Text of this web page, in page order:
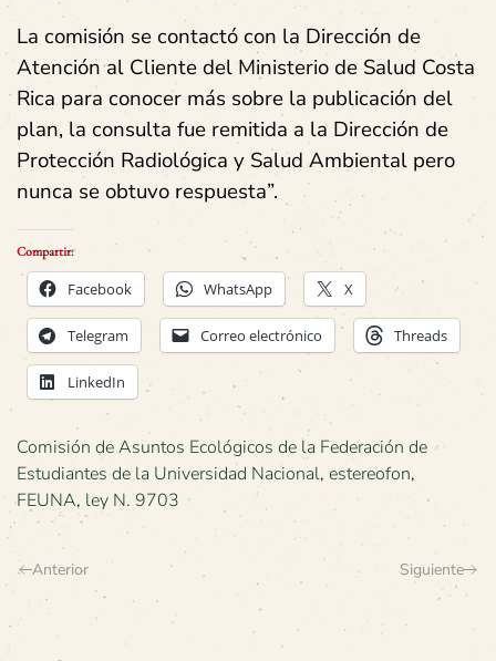
La comisión se contactó con la Dirección de
Atención al Cliente del Ministerio de Salud Costa
Rica para conocer más sobre la publicación del
plan, la consulta fue remitida a la Dirección de
Protección Radiológica y Salud Ambiental pero
nunca se obtuvo respuesta”.
Compartir:
Facebook WhatsApp X
Telegram Correo electrónico Threads
LinkedIn
Comisión de Asuntos Ecológicos de la Federación de
Estudiantes de la Universidad Nacional, estereofon,
FEUNA, ley N. 9703
Anterior Siguiente